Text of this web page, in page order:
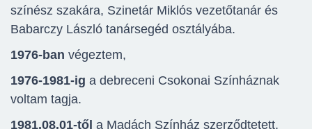
színész szakára, Szinetár Miklós vezetőtanár és
Babarczy László tanársegéd osztályába.
1976-ban végeztem,
1976-1981-ig a debreceni Csokonai Színháznak
voltam tagja.
1981.08.01-től a Madách Színház szerződtetett.